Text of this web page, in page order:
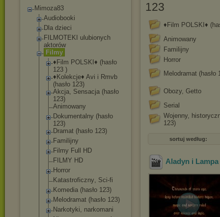
Mimoza83
Audiobooki
Dla dzieci
FILMOTEKI ulubionych
aktorów
Filmy
♦Film POLSKI♦ (hasło
123 )
♦Kolekcje♦ Avi i Rmvb
(hasło 123)
Akcja, Sensacja (hasło
123)
Animowany
Dokumentalny (hasło
123)
Dramat (hasło 123)
Familijny
Filmy Full HD
FILMY HD
Horror
Katastroficzny, Sci-fi
Komedia (hasło 123)
Melodramat (hasło 123)
Narkotyki, narkomani
123
♦Film POLSKI♦
Animowany
Familijny
Horror
Melodramat (hasło
Obozy, Getto
Serial
Wojenny,
123)
sortuj według:
Aladyn i